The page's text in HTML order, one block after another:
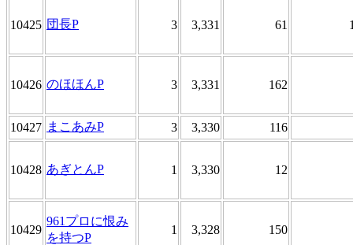
10425 団長P 3 3,331 61
10426 のほほんP 3 3,331 162
10427 まこあみP 3 3,330 116
10428 あぎとんP 1 3,330 12
10429
961プロに恨み
を持つP
1 3,328 150